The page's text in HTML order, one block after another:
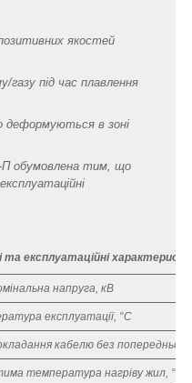
якостей
газу під час плавлення
деформуються в зоні
П обумовлена тим, що
та експлуатаційні
напруга, кВ
експлуатації, °С
кабелю без попереднього
температура нагріву жил, °С